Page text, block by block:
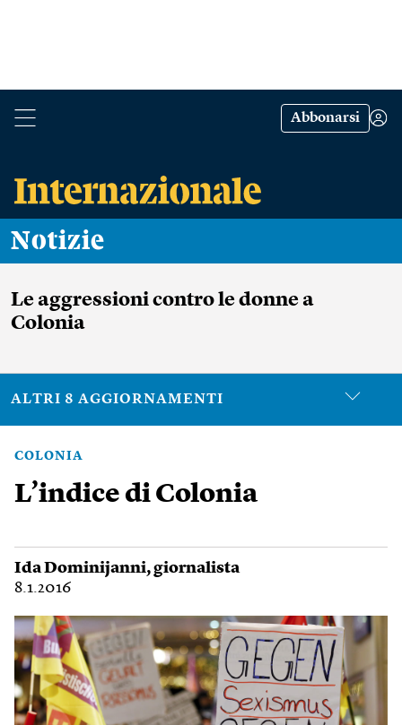
Abbonarsi
Notizie
Le aggressioni contro le donne a
Colonia
ALTRI 8 AGGIORNAMENTI
COLONIA
L’indice di Colonia
Ida Dominijanni, giornalista
8.1.2016